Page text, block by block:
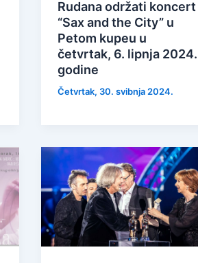
Rudana održati koncert
“Sax and the City” u
Petom kupeu u
četvrtak, 6. lipnja 2024.
godine
Četvrtak, 30. svibnja 2024.